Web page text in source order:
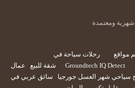
ومعتمدة
مواقع
رحلات سياحة في
Groundtech IQ Detect شقة للبيع
عمال
سياحي شهر العسل جورجيا
سائق عربي في